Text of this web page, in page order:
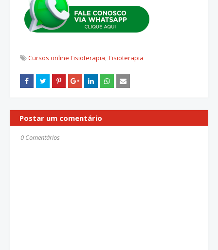
Cursos online Fisioterapia Fisioterapia
Postar um comentário
0 Comentários